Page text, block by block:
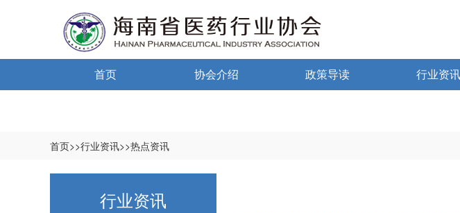
首页 协会介绍 政策导读 行业资讯
首页>>行业资讯>>热点资讯
行业资讯